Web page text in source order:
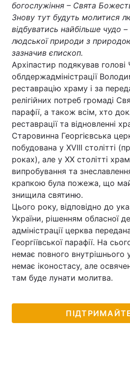
Україна
Економіка
Спорт
Техно і зв'язок
Зброя
Здоров'я
Цікавинки
Екологія
Лонгріди
Відео з Youtube
Інтерв'ю
Архів
Контакти
богослужіння – Свята
Знову тут будуть молитися
відбуватись найбільше чудо
людської природи з
зазначив єпископ.
Архіпастир подякував голові
облдержадміністрації
реставрацію храму і за
релігійних потреб громаді
парафії, а також всім, хто
реставрації та відновленні
Старовинна Георгієвська
побудована у ХVІІІ столітті
роках), але у ХХ столітті храм
випробування та
крапкою була пожежа, що
знищила святиню.
Цього року, відповідно до
України, рішенням обласної
адміністрації церква
Георгіївської парафії. На
немає повного внутрішнього
немає іконостасу, але
там буде лунати молитва.